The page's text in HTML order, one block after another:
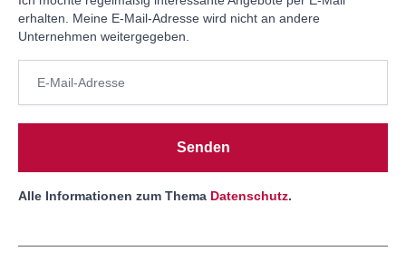
erhalten. Meine E-Mail-Adresse wird nicht an andere
Unternehmen weitergegeben.
Senden
Alle Informationen zum Thema Datenschutz.